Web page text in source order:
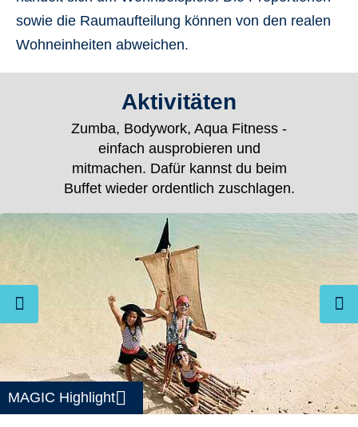
sowie die Raumaufteilung können von den realen
Wohneinheiten abweichen.
Aktivitäten
Zumba, Bodywork, Aqua Fitness -
einfach ausprobieren und
mitmachen. Dafür kannst du beim
Buffet wieder ordentlich zuschlagen.
MAGIC Highlight